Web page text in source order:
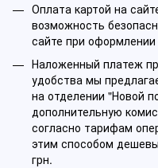
Оплата картой на
возможность
сайте при оформлении
Наложенный платеж
удобства мы
на отделении "Новой
дополнительную
согласно тарифам
этим способом
грн.